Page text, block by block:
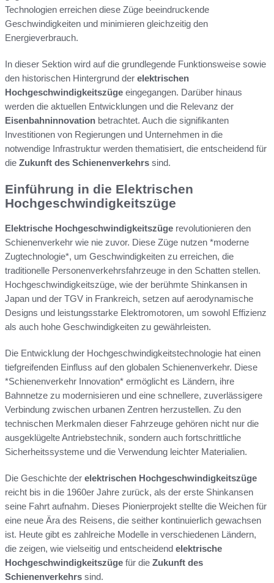
Technologien erreichen diese Züge beeindruckende
Geschwindigkeiten und minimieren gleichzeitig den
Energieverbrauch.
In dieser Sektion wird auf die grundlegende Funktionsweise sowie
den historischen Hintergrund der elektrischen
Hochgeschwindigkeitszüge eingegangen. Darüber hinaus
werden die aktuellen Entwicklungen und die Relevanz der
Eisenbahninnovation betrachtet. Auch die signifikanten
Investitionen von Regierungen und Unternehmen in die
notwendige Infrastruktur werden thematisiert, die entscheidend für
die Zukunft des Schienenverkehrs sind.
Einführung in die Elektrischen
Hochgeschwindigkeitszüge
Elektrische Hochgeschwindigkeitszüge revolutionieren den
Schienenverkehr wie nie zuvor. Diese Züge nutzen *moderne
Zugtechnologie*, um Geschwindigkeiten zu erreichen, die
traditionelle Personenverkehrsfahrzeuge in den Schatten stellen.
Hochgeschwindigkeitszüge, wie der berühmte Shinkansen in
Japan und der TGV in Frankreich, setzen auf aerodynamische
Designs und leistungsstarke Elektromotoren, um sowohl Effizienz
als auch hohe Geschwindigkeiten zu gewährleisten.
Die Entwicklung der Hochgeschwindigkeitstechnologie hat einen
tiefgreifenden Einfluss auf den globalen Schienenverkehr. Diese
*Schienenverkehr Innovation* ermöglicht es Ländern, ihre
Bahnnetze zu modernisieren und eine schnellere, zuverlässigere
Verbindung zwischen urbanen Zentren herzustellen. Zu den
technischen Merkmalen dieser Fahrzeuge gehören nicht nur die
ausgeklügelte Antriebstechnik, sondern auch fortschrittliche
Sicherheitssysteme und die Verwendung leichter Materialien.
Die Geschichte der elektrischen Hochgeschwindigkeitszüge
reicht bis in die 1960er Jahre zurück, als der erste Shinkansen
seine Fahrt aufnahm. Dieses Pionierprojekt stellte die Weichen für
eine neue Ära des Reisens, die seither kontinuierlich gewachsen
ist. Heute gibt es zahlreiche Modelle in verschiedenen Ländern,
die zeigen, wie vielseitig und entscheidend elektrische
Hochgeschwindigkeitszüge für die Zukunft des
Schienenverkehrs sind.